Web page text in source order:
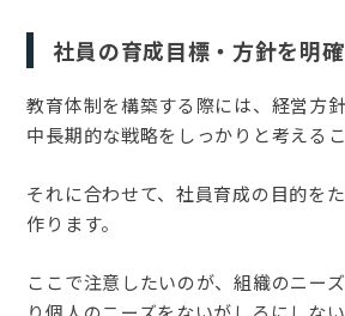
社員の育成目標・方針を明
教育体制を構築する際には、経営方
中長期的な戦略をしっかりと考える
それに合わせて、社員育成の目的を
作ります。
ここで注意したいのが、組織のニー